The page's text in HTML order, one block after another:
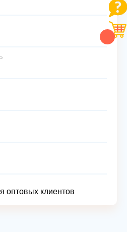
оптовых клиентов